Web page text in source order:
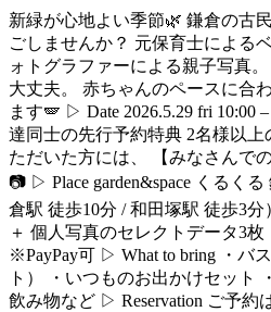
新緑が心地よい季節🌿 鎌倉の古
ごしませんか？ 元保育士による
ォトグラファーによる親子写真
大丈夫。 赤ちゃんのペースに合
ます🪽 ▷ Date 2026.5.29 fri 10:00
達同士の先行予約特典 2名様以
ただいた方には、 【みなさんで
📷 ▷ Place garden&space くるく
倉駅 徒歩10分 / 和田塚駅 徒歩3
＋ 個人写真のセレクトデータ3枚
※PayPay可 ▷ What to bring ・バ
ト） ・いつものお出かけセット
飲み物など ▷ Reservation ご予約